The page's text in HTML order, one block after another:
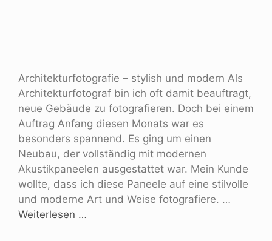
Architekturfotografie – stylish und modern Als
Architekturfotograf bin ich oft damit beauftragt,
neue Gebäude zu fotografieren. Doch bei einem
Auftrag Anfang diesen Monats war es
besonders spannend. Es ging um einen
Neubau, der vollständig mit modernen
Akustikpaneelen ausgestattet war. Mein Kunde
wollte, dass ich diese Paneele auf eine stilvolle
und moderne Art und Weise fotografiere. …
Weiterlesen …